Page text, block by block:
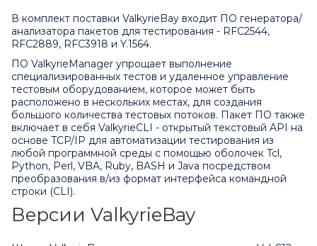
В комплект поставки ValkyrieBay входит ПО генератора/
анализатора пакетов для тестирования - RFC2544,
RFC2889, RFC3918 и Y.1564.
ПО ValkyrieManager упрощает выполнение
специализированных тестов и удаленное управление
тестовым оборудованием, которое может быть
расположено в нескольких местах, для создания
большого количества тестовых потоков. Пакет ПО также
включает в себя ValkyrieCLI - открытый текстовый API на
основе TCP/IP для автоматизации тестирования из
любой программной среды с помощью оболочек Tcl,
Python, Perl, VBA, Ruby, BASH и Java посредством
преобразования в/из формат интерфейса командной
строки (CLI).
Версии ValkyrieBay